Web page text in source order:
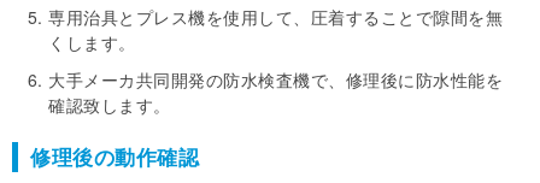
専用治具とプレス機を使用して、圧着することで隙間を無
くします。
大手メーカ共同開発の防水検査機で、修理後に防水性能を
確認致します。
修理後の動作確認